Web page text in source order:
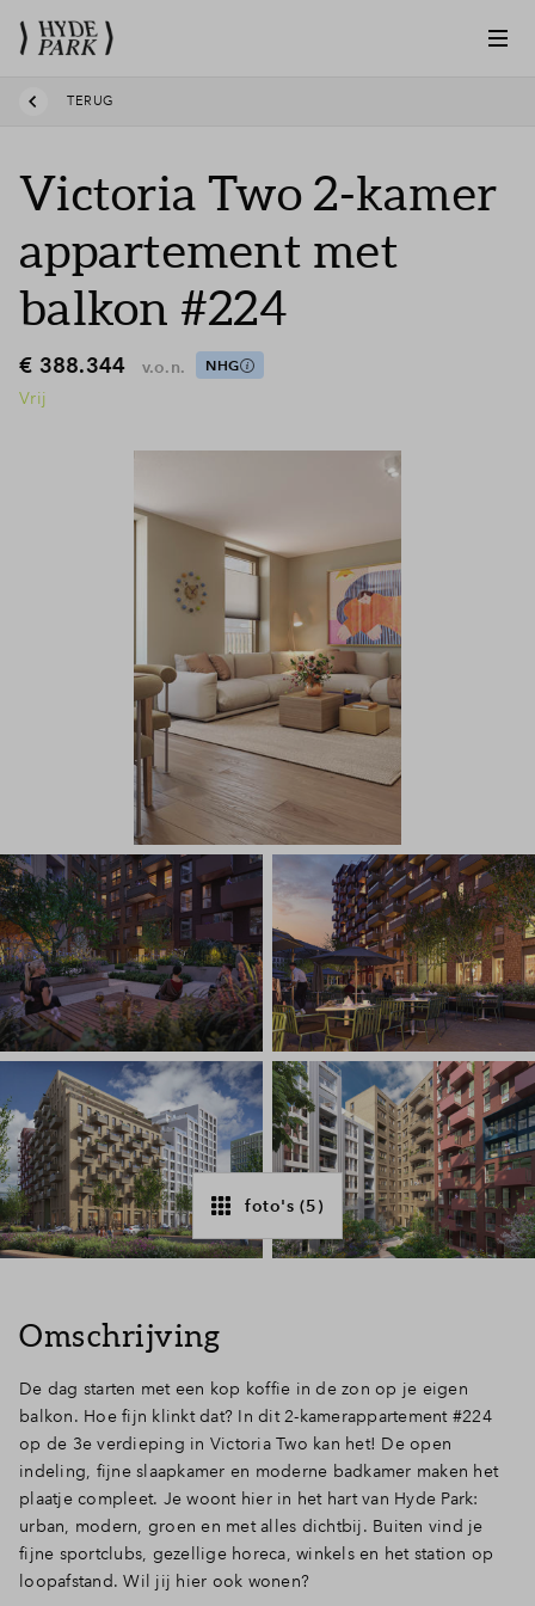
Inloggen
TERUG
Victoria Two 2-kamer
appartement met
balkon #224
€ 388.344 v.o.n. NHG
Vrij
foto's (5)
Omschrijving
De dag starten met een kop koffie in de zon op je eigen
balkon. Hoe fijn klinkt dat? In dit 2-kamerappartement #224
op de 3e verdieping in Victoria Two kan het! De open
indeling, fijne slaapkamer en moderne badkamer maken het
plaatje compleet. Je woont hier in het hart van Hyde Park:
urban, modern, groen en met alles dichtbij. Buiten vind je
fijne sportclubs, gezellige horeca, winkels en het station op
loopafstand. Wil jij hier ook wonen?